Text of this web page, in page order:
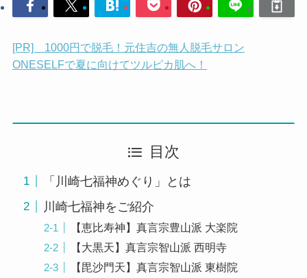
[PR] 1000円で脱毛！元住吉の無人脱毛サロン
ONESELFで夏に向けてツルピカ肌へ！
目次
「川崎七福神めぐり」とは
川崎七福神をご紹介
【恵比寿神】真言宗豊山派 大楽院
【大黒天】真言宗智山派 西明寺
【毘沙門天】真言宗智山派 東樹院